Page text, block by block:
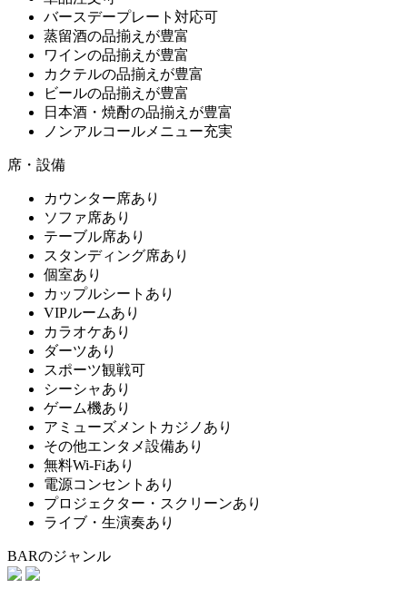
バースデープレート対応可
蒸留酒の品揃えが豊富
ワインの品揃えが豊富
カクテルの品揃えが豊富
ビールの品揃えが豊富
日本酒・焼酎の品揃えが豊富
ノンアルコールメニュー充実
席・設備
カウンター席あり
ソファ席あり
テーブル席あり
スタンディング席あり
個室あり
カップルシートあり
VIPルームあり
カラオケあり
ダーツあり
スポーツ観戦可
シーシャあり
ゲーム機あり
アミューズメントカジノあり
その他エンタメ設備あり
無料Wi-Fiあり
電源コンセントあり
プロジェクター・スクリーンあり
ライブ・生演奏あり
BARのジャンル